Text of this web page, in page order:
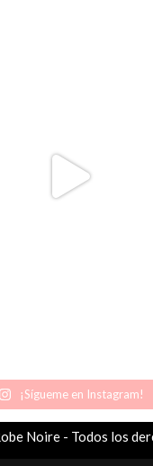
¡Sígueme en Instagram!
Noire - Todos los